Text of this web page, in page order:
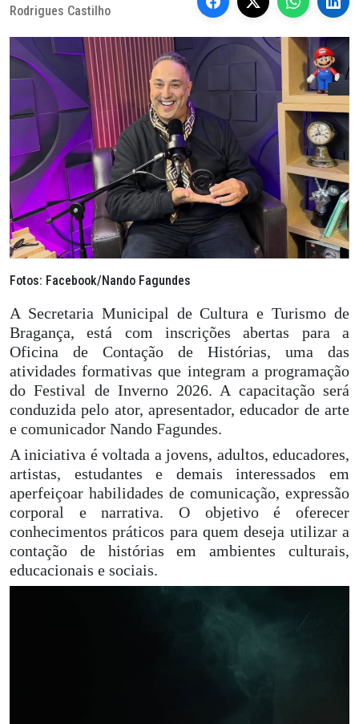
Rodrigues Castilho
Fotos: Facebook/Nando Fagundes
A Secretaria Municipal de Cultura e Turismo de
Bragança, está com inscrições abertas para a
Oficina de Contação de Histórias, uma das
atividades formativas que integram a programação
do Festival de Inverno 2026. A capacitação será
conduzida pelo ator, apresentador, educador de arte
e comunicador Nando Fagundes.
A iniciativa é voltada a jovens, adultos, educadores,
artistas, estudantes e demais interessados em
aperfeiçoar habilidades de comunicação, expressão
corporal e narrativa. O objetivo é oferecer
conhecimentos práticos para quem deseja utilizar a
contação de histórias em ambientes culturais,
educacionais e sociais.